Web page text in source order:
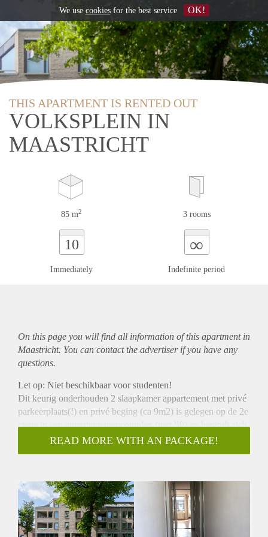
THIS APARTMENT IS RENTED OUT
VOLKSPLEIN IN
MAASTRICHT
85 m2 3 rooms
10
Immediately
∞
Indefinite period
On this page you will find all information of this apartmentin
Maastricht. You can contact the advertiser if you have any
questions.
Let op: Niet beschikbaar voor studenten!
Dit keurig onderhouden 2 slaapkamer appartement met privé
parkeerplaats(!) en privé beging (ca 9m2) is gelegen op de 2e
etage in een appartementencomplex (met lift) en bevindt zich
op loopafstand van het centrum.
De indeling van het appartement is als volgt:
Berging met CV opstelling en wasmachine aansluiting.
De woonkamer is ruim van opzet en geniet veel natuurlijke
lichtinval en is v.v. een mooie parketvloer (kersenhout). De
woonkamer biedt tevens toegang tot het balkon.
READ MORE WITH AN PACKAGE!
We use cookiesfor the best service OK!